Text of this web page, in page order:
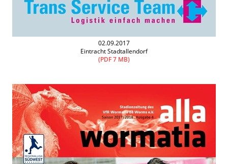
02.09.2017
Eintracht Stadtallendorf
(PDF 7 MB)